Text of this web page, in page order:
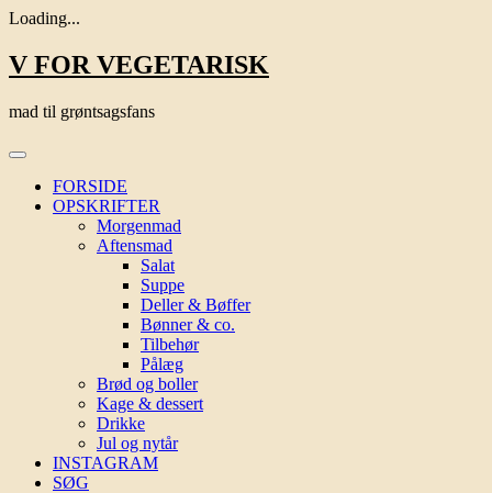
Loading...
Skip
to
V FOR VEGETARISK
mad til grøntsagsfans
FORSIDE
OPSKRIFTER
Morgenmad
Aftensmad
Salat
Suppe
Deller & Bøffer
Bønner & co.
Tilbehør
Pålæg
Brød og boller
Kage & dessert
Drikke
Jul og nytår
INSTAGRAM
SØG